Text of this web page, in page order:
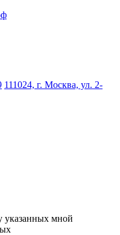
111024, г. Москва, ул. 2-
указанных мной